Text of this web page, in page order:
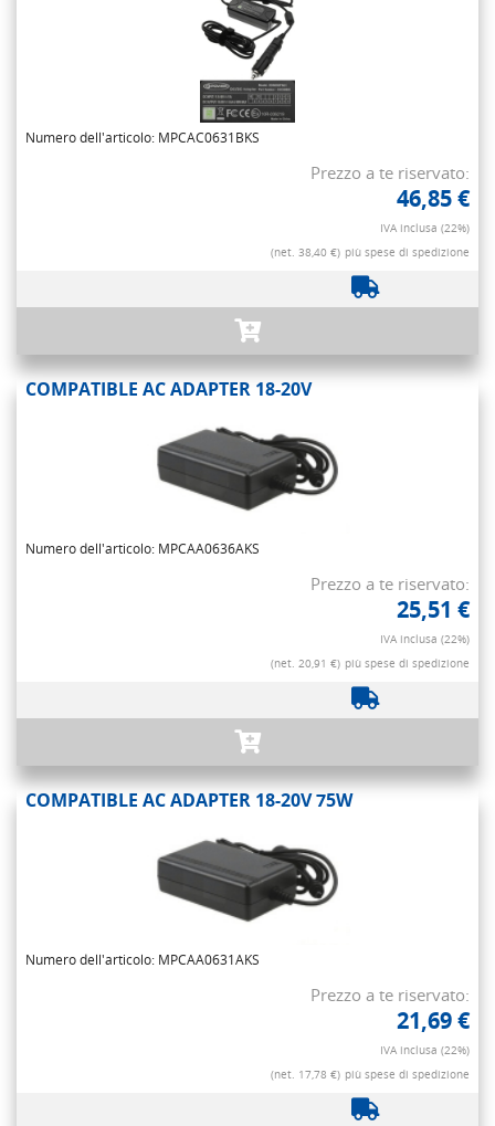
Numero dell'articolo: MPCAC0631BKS
Prezzo a te riservato:
46,85 €
IVA inclusa (22%)
(net. 38,40 €) più spese di spedizione
COMPATIBLE AC ADAPTER 18-20V
Numero dell'articolo: MPCAA0636AKS
Prezzo a te riservato:
25,51 €
IVA inclusa (22%)
(net. 20,91 €) più spese di spedizione
COMPATIBLE AC ADAPTER 18-20V 75W
Numero dell'articolo: MPCAA0631AKS
Prezzo a te riservato:
21,69 €
IVA inclusa (22%)
(net. 17,78 €) più spese di spedizione